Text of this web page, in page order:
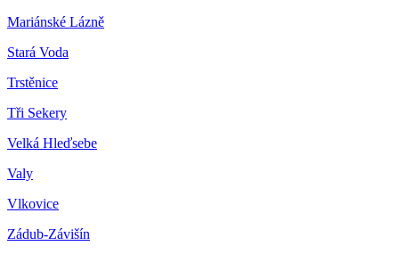
Mariánské Lázně
Stará Voda
Trstěnice
Tři Sekery
Velká Hleďsebe
Valy
Vlkovice
Zádub-Závišín